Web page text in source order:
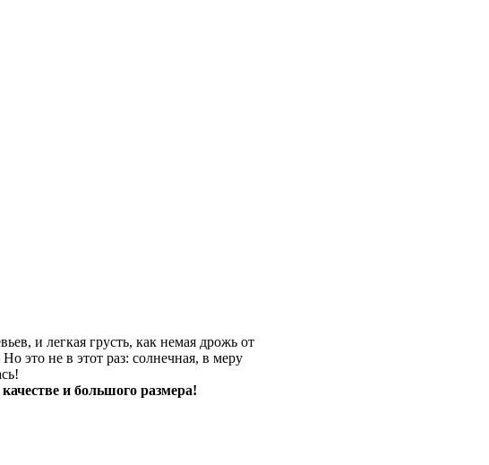
и легкая грусть, как немая дрожь от
это не в этот раз: солнечная, в меру
и большого размера!